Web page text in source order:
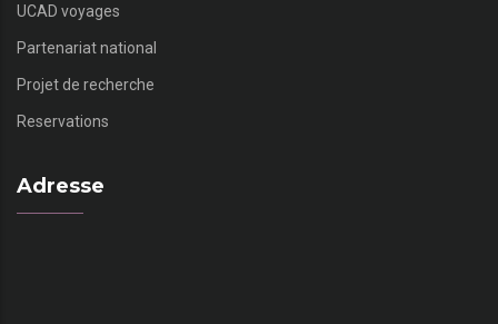
UCAD voyages
Partenariat national
Projet de recherche
Reservations
Adresse